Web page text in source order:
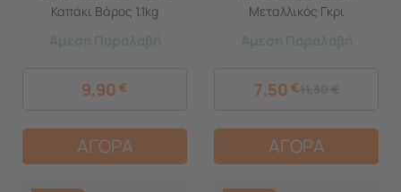
Καπάκι Βάρος 1.1kg
Άμεση Παραλαβή
9,90 €
ΑΓΟΡΑ
Μεταλλικός Γκρι
Άμεση Παραλαβή
7,50 €
ΑΓΟΡΑ